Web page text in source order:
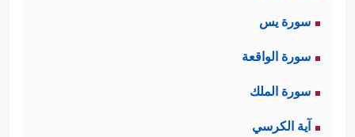
سورة يس
سورة الواقعة
سورة الملك
آية الكرسي